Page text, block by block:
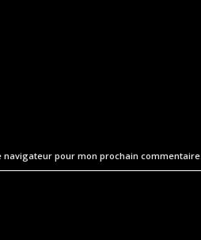
pour mon prochain commentaire.